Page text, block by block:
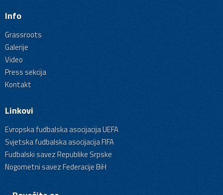
Info
Grassroots
Galerije
Video
Press sekcija
Kontakt
Linkovi
Evropska fudbalska asocijacija UEFA
Svjetska fudbalska asocijacija FIFA
Fudbalski savez Republike Srpske
Nogometni savez Federacije BiH